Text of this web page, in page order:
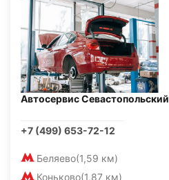
Автосервис Севастопольский
+7 (499) 653-72-12
Беляево(1,59 км)
Коньково(1,87 км)